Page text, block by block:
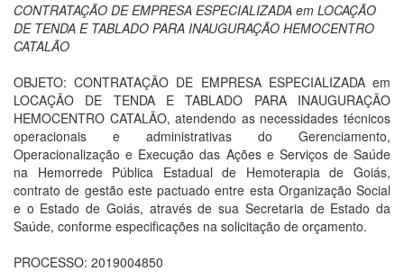
CONTRATAÇÃO DE EMPRESA ESPECIALIZADA em LOCAÇÃO
DE TENDA E TABLADO PARA INAUGURAÇÃO HEMOCENTRO
CATALÃO
OBJETO: CONTRATAÇÃO DE EMPRESA ESPECIALIZADA em
LOCAÇÃO DE TENDA E TABLADO PARA INAUGURAÇÃO
HEMOCENTRO CATALÃO, atendendo as necessidades técnicos
operacionais e administrativas do Gerenciamento,
Operacionalização e Execução das Ações e Serviços de Saúde
na Hemorrede Pública Estadual de Hemoterapia de Goiás,
contrato de gestão este pactuado entre esta Organização Social
e o Estado de Goiás, através de sua Secretaria de Estado da
Saúde, conforme especificações na solicitação de orçamento.
PROCESSO: 2019004850